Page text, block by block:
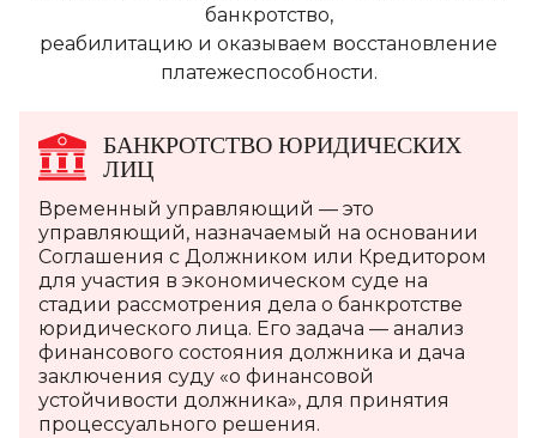
банкротство,
реабилитацию и оказываем восстановление
платежеспособности.
БАНКРОТСТВО ЮРИДИЧЕСКИХ
ЛИЦ
Временный управляющий — это
управляющий, назначаемый на основании
Соглашения с Должником или Кредитором
для участия в экономическом суде на
стадии рассмотрения дела о банкротстве
юридического лица. Его задача — анализ
финансового состояния должника и дача
заключения суду «о финансовой
устойчивости должника», для принятия
процессуального решения.